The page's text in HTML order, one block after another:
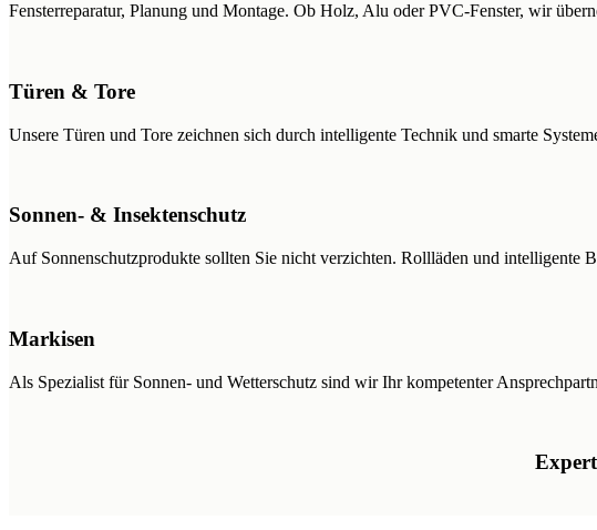
Fensterreparatur, Planung und Montage. Ob Holz, Alu oder PVC-Fenster, wir
Türen & Tore
Unsere Türen und Tore zeichnen sich durch intelligente Technik und smarte
Sonnen- & Insektenschutz
Auf Sonnenschutzprodukte sollten Sie nicht verzichten. Rollläden und intelligente
Markisen
Als Spezialist für Sonnen- und Wetterschutz sind wir Ihr kompetenter